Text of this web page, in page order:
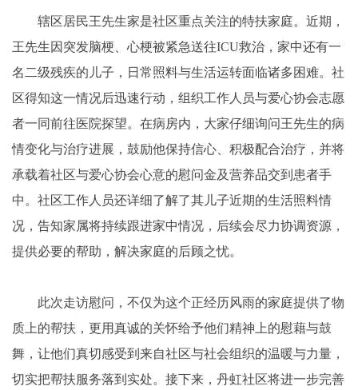
辖区居民王先生家是社区重点关注的特扶家庭。近期，
王先生因突发脑梗、心梗被紧急送往ICU救治，家中还有一
名二级残疾的儿子，日常照料与生活运转面临诸多困难。社
区得知这一情况后迅速行动，组织工作人员与爱心协会志愿
者一同前往医院探望。在病房内，大家仔细询问王先生的病
情变化与治疗进展，鼓励他保持信心、积极配合治疗，并将
承载着社区与爱心协会心意的慰问金及营养品交到患者手
中。社区工作人员还详细了解了其儿子近期的生活照料情
况，告知家属将持续跟进家中情况，后续会尽力协调资源，
提供必要的帮助，解决家庭的后顾之忧。
此次走访慰问，不仅为这个正经历风雨的家庭提供了物
质上的帮扶，更用真诚的关怀给予他们精神上的慰藉与鼓
舞，让他们真切感受到来自社区与社会组织的温暖与力量，
切实把帮扶服务落到实处。接下来，丹虹社区将进一步完善